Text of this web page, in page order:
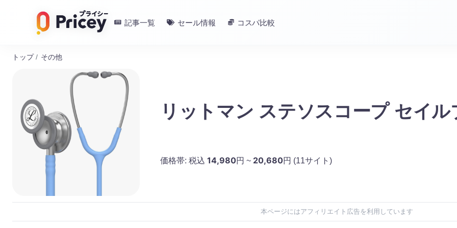
記事一覧 セール情報 コスパ比較
トップ / その他
リットマン ステソスコープ セイル
価格帯: 税込 14,980円 ~ 20,680円 (11サイト)
本ページにはアフィリエイト広告を利用しています